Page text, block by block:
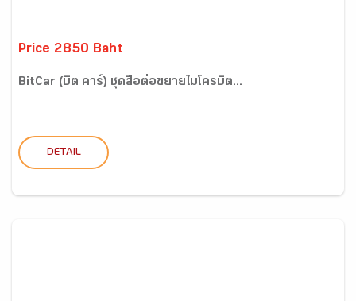
Price 2850 Baht
BitCar (บิต คาร์) ชุดสื่อต่อขยายไมโครบิต...
DETAIL